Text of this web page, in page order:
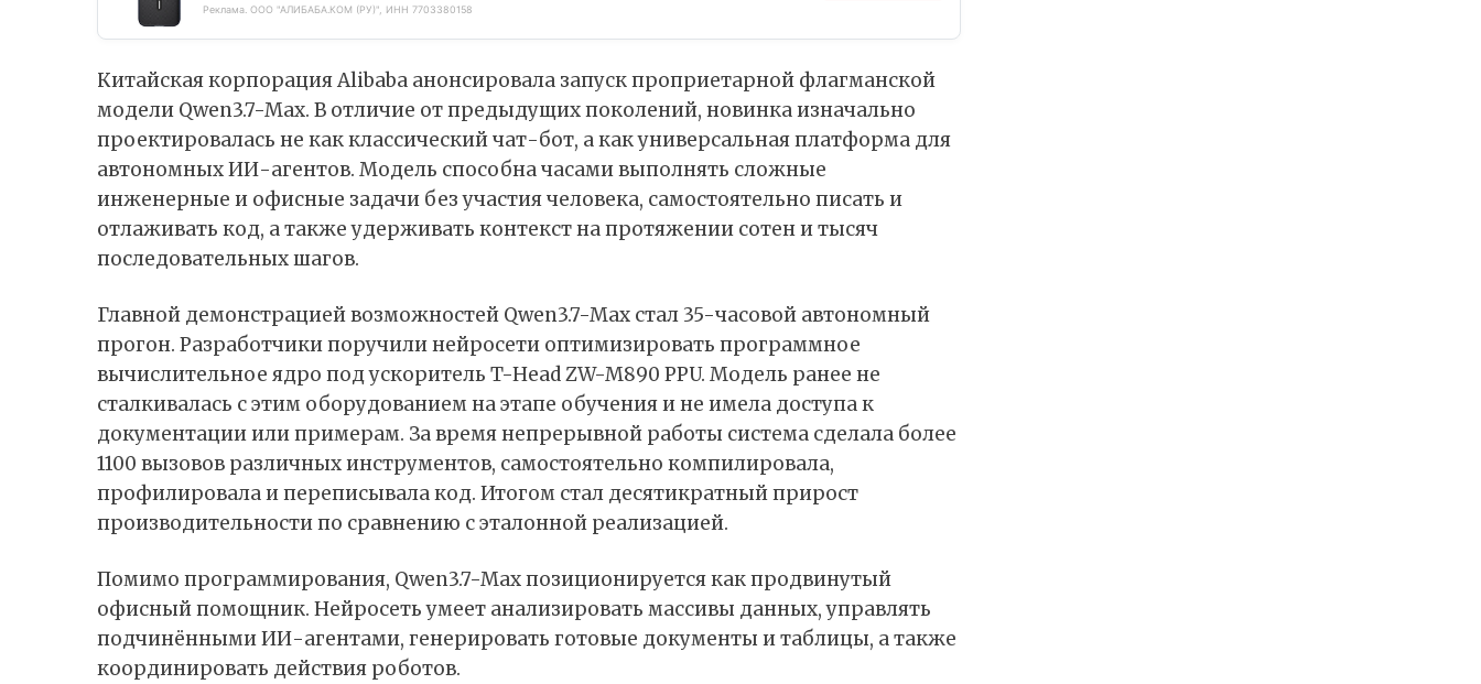
Реклама. ООО "АЛИБАБА.КОМ (РУ)", ИНН 7703380158
Китайская корпорация Alibaba анонсировала запуск проприетарной флагманской
модели Qwen3.7-Max. В отличие от предыдущих поколений, новинка изначально
проектировалась не как классический чат-бот, а как универсальная платформа для
автономных ИИ-агентов. Модель способна часами выполнять сложные
инженерные и офисные задачи без участия человека, самостоятельно писать и
отлаживать код, а также удерживать контекст на протяжении сотен и тысяч
последовательных шагов.
Главной демонстрацией возможностей Qwen3.7-Max стал 35-часовой автономный
прогон. Разработчики поручили нейросети оптимизировать программное
вычислительное ядро под ускоритель T-Head ZW-M890 PPU. Модель ранее не
сталкивалась с этим оборудованием на этапе обучения и не имела доступа к
документации или примерам. За время непрерывной работы система сделала более
1100 вызовов различных инструментов, самостоятельно компилировала,
профилировала и переписывала код. Итогом стал десятикратный прирост
производительности по сравнению с эталонной реализацией.
Помимо программирования, Qwen3.7-Max позиционируется как продвинутый
офисный помощник. Нейросеть умеет анализировать массивы данных, управлять
подчинёнными ИИ-агентами, генерировать готовые документы и таблицы, а также
координировать действия роботов.